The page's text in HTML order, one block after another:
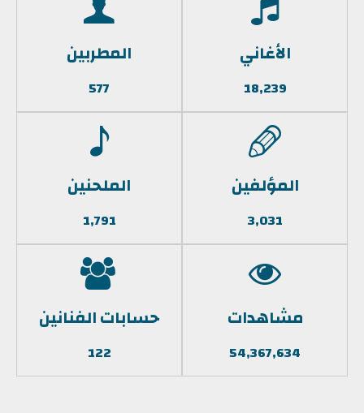
الأغاني
18,239
المطربين
577
المؤلفين
3,031
الملحنين
1,791
مشاهدات
54,367,634
حسابات الفنانين
122